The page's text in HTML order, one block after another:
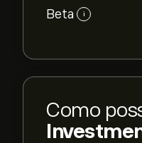
Beta i
Como